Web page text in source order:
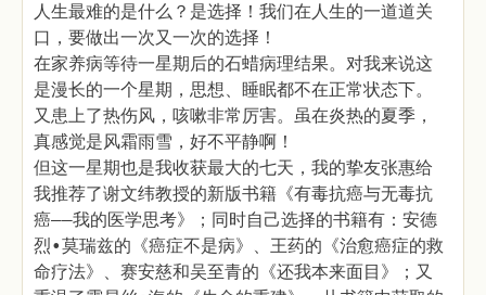
人生最难的是什么？是选择！我们在人生的一道道关
口，要做出一次又一次的选择！
在家养病等待一星期后的石蜡病理结果。对我来说这
是漫长的一个星期，思想、睡眠都不在正常状态下。
又患上了热伤风，咳嗽非常厉害。虽在炎热的夏季，
真感觉是风霜雨雪，好不平静啊！
但这一星期也是我收获最大的七天，我的挚友张惠给
我推荐了谢文纬教授的新版书籍《有毒抗癌与无毒抗
癌——我的医学思考》；同时自己选择的书籍有：安德
烈•莫瑞兹的《癌症不是病》、王药的《治愈癌症的救
命疗法》、赛安慈和吴至青的《还我本来面目》；又